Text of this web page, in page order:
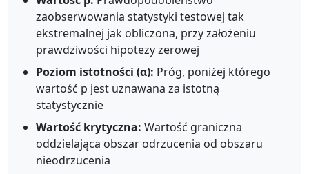
zaobserwowania statystyki testowej tak
ekstremalnej jak obliczona, przy założeniu
prawdziwości hipotezy zerowej
Poziom istotności (α): Próg, poniżej którego
wartość p jest uznawana za istotną
statystycznie
Wartość krytyczna: Wartość graniczna
oddzielająca obszar odrzucenia od obszaru
nieodrzucenia